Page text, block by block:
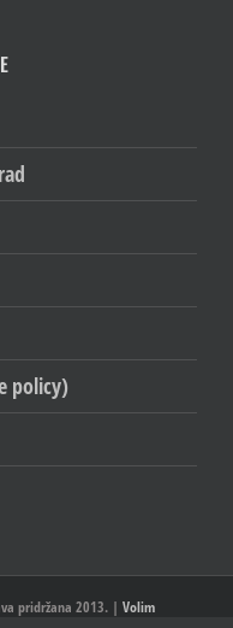
policy)
pridržana 2013. | Volim